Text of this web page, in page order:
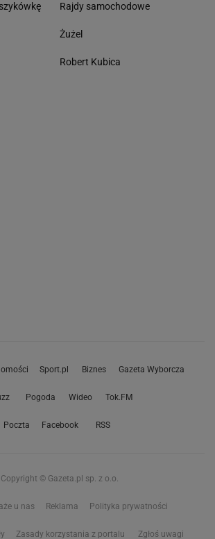
Rajdy samochodowe
Żużel
Robert Kubica
Sport.pl Biznes Gazeta Wyborcza
Pogoda Wideo Tok.FM
Poczta Facebook RSS
Copyright © Gazeta.pl sp. z o.o.
u nas Reklama Polityka prywatności
Zasady korzystania z portalu Zgłoś uwagi